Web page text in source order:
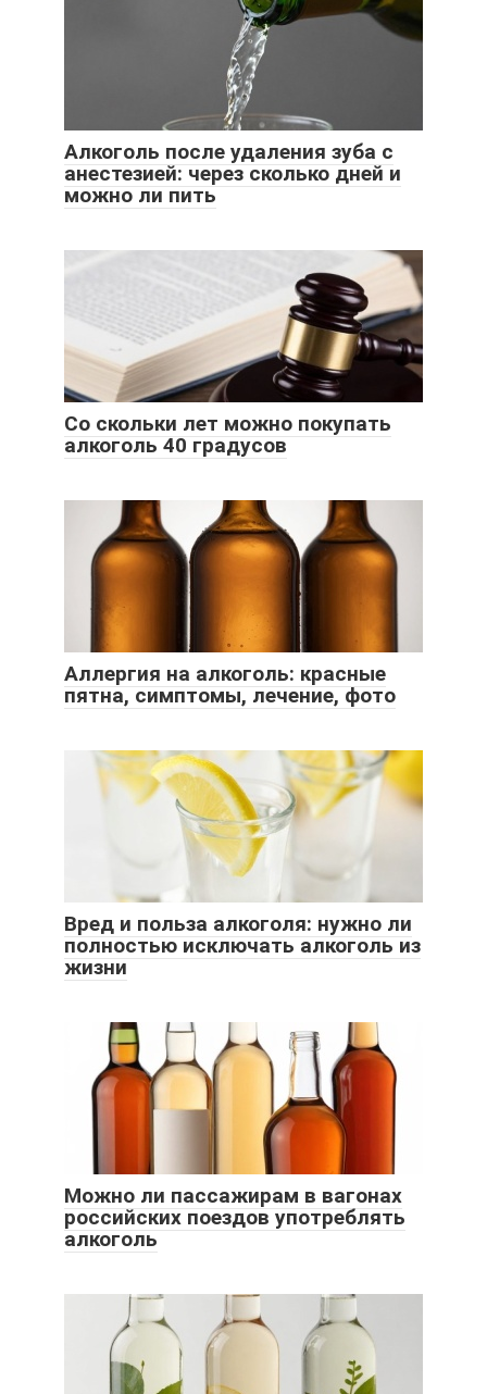
Алкоголь после удаления зуба с
анестезией: через сколько дней и
можно ли пить
Со скольки лет можно покупать
алкоголь 40 градусов
Аллергия на алкоголь: красные
пятна, симптомы, лечение, фото
Вред и польза алкоголя: нужно ли
полностью исключать алкоголь из
жизни
Можно ли пассажирам в вагонах
российских поездов употреблять
алкоголь